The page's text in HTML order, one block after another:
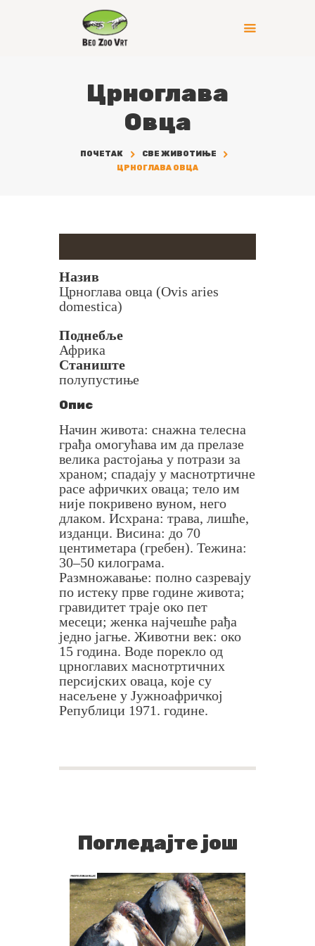
Црноглава
Овца
ПОЧЕТАК
СВЕ ЖИВОТИЊЕ
ЦРНОГЛАВА ОВЦА
Назив
Црноглава овца (Ovis aries
domestica)
Поднебље
Африка
Станиште
полупустиње
Опис
Начин живота: снажна телесна
грађа омогућава им да прелазе
велика растојања у потрази за
храном; спадају у маснотртичне
расе афричких оваца; тело им
није покривено вуном, него
длаком. Исхрана: трава, лишће,
изданци. Висина: до 70
центиметара (гребен). Тежина:
30–50 килограма.
Размножавање: полно сазревају
по истеку прве године живота;
гравидитет траје око пет
месеци; женка најчешће рађа
једно јагње. Животни век: око
15 година. Воде порекло од
црноглавих маснотртичних
персијских оваца, које су
насељене у Јужноафричкој
Републици 1971. године.
Погледајте још